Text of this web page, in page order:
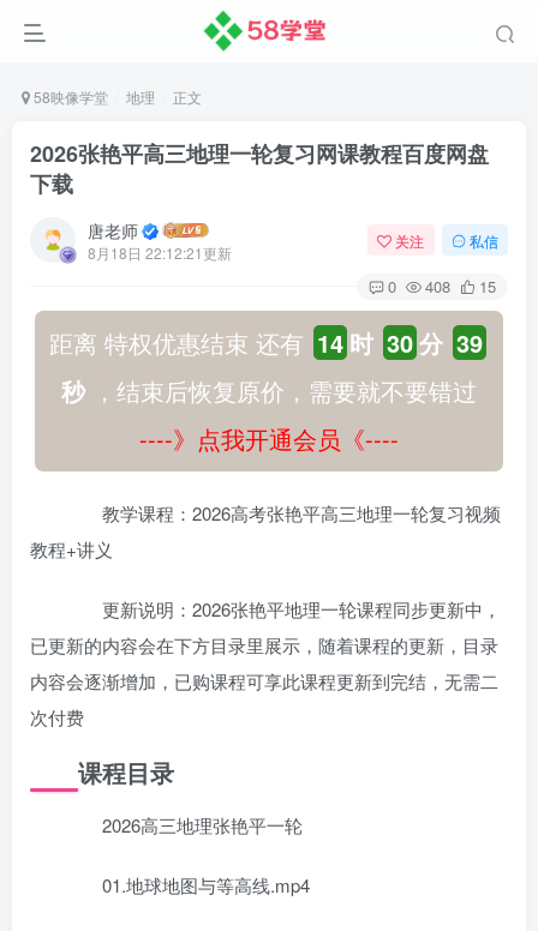
58映像学堂 地理 正文
2026张艳平高三地理一轮复习网课教程百度网盘
下载
唐老师
8月18日 22:12:21更新
关注 私信
0 408 15
距离 特权优惠结束 还有 14 时 30分 38
秒，结束后恢复原价，需要就不要错过
----》点我开通会员《----
教学课程：2026高考张艳平高三地理一轮复习视频
教程+讲义
更新说明：2026张艳平地理一轮课程同步更新中，
已更新的内容会在下方目录里展示，随着课程的更新，目录
内容会逐渐增加，已购课程可享此课程更新到完结，无需二
次付费
课程目录
2026高三地理张艳平一轮
01.地球地图与等高线.mp4